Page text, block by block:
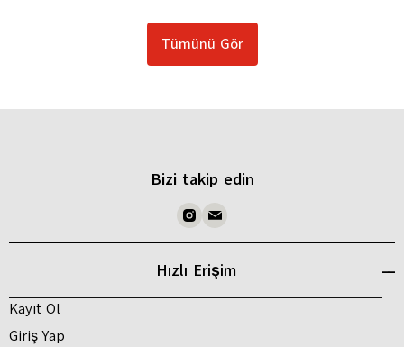
Tümünü Gör
Bizi takip edin
Hızlı Erişim
Kayıt Ol
Giriş Yap